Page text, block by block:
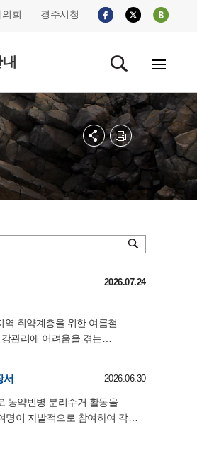
의회 경주시청
2026.07.24
취약계층을 위한 여름철
이웃들에게 실질적인 도움이
서 2026.06.30
농약빈병 분리수거 활동을